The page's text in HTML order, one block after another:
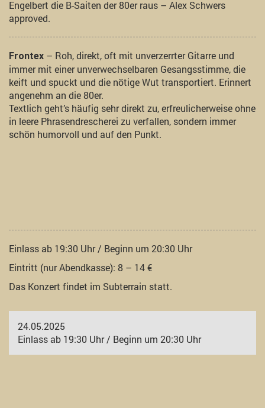
Engelbert die B-Saiten der 80er raus – Alex Schwers
approved.
Frontex – Roh, direkt, oft mit unverzerrter Gitarre und
immer mit einer unverwechselbaren Gesangsstimme, die
keift und spuckt und die nötige Wut transportiert. Erinnert
angenehm an die 80er.
Textlich geht’s häufig sehr direkt zu, erfreulicherweise ohne
in leere Phrasendrescherei zu verfallen, sondern immer
schön humorvoll und auf den Punkt.
Einlass ab 19:30 Uhr / Beginn um 20:30 Uhr
Eintritt (nur Abendkasse): 8 – 14 €
Das Konzert findet im Subterrain statt.
24.05.2025
Einlass ab 19:30 Uhr / Beginn um 20:30 Uhr